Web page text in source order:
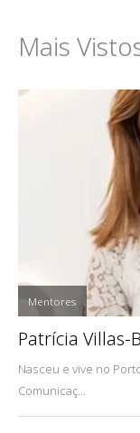
Mais
Mentores
Patrícia Villas-
Nasceu e vive no
Comunicaç...